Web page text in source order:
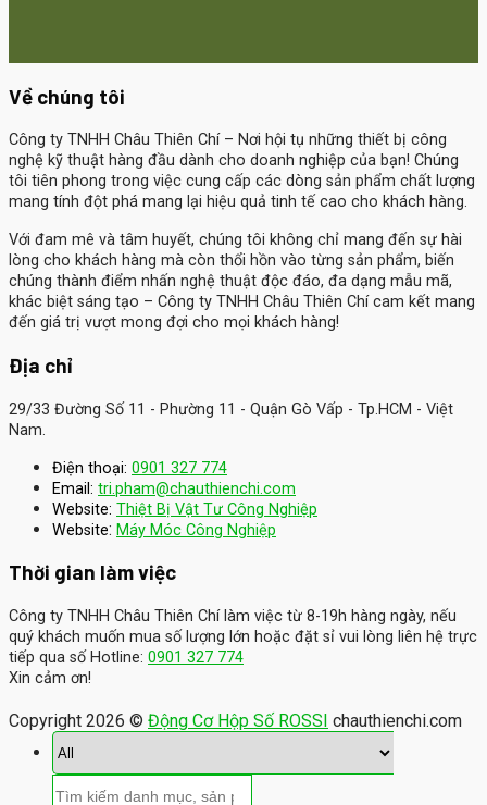
Về chúng tôi
Công ty TNHH Châu Thiên Chí– Nơi hội tụ những thiết bị công
nghệ kỹ thuật hàng đầu dành cho doanh nghiệp của bạn! Chúng
tôi tiên phong trong việc cung cấp các dòng sản phẩm chất lượng
mang tính đột phá mang lại hiệu quả tinh tế cao cho khách hàng.
Với đam mê và tâm huyết, chúng tôi không chỉ mang đến sự hài
lòng cho khách hàng mà còn thổi hồn vào từng sản phẩm, biến
chúng thành điểm nhấn nghệ thuật độc đáo, đa dạng mẫu mã,
khác biệt sáng tạo – Công ty TNHH Châu Thiên Chí cam kết mang
đến giá trị vượt mong đợi cho mọi khách hàng!
Địa chỉ
29/33 Đường Số 11 - Phường 11 - Quận Gò Vấp - Tp.HCM - Việt
Nam.
Điện thoại: 0901 327 774
Email: tri.pham@chauthienchi.com
Website: Thiệt Bị Vật Tư Công Nghiệp
Website: Máy Móc Công Nghiệp
Thời gian làm việc
Công ty TNHH Châu Thiên Chí làm việc từ 8-19h hàng ngày, nếu
quý khách muốn mua số lượng lớn hoặc đặt sỉ vui lòng liên hệ trực
tiếp qua số Hotline: 0901 327 774
Xin cảm ơn!
Copyright 2026 © Động Cơ Hộp Số ROSSI chauthienchi.com